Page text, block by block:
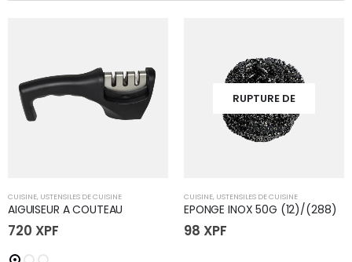
CUISINE, USTENSILES DE CUISINE
AIGUISEUR A COUTEAU
720 XPF
RUPTURE DE
STOCK
CUISINE, USTENSILES DE CUISINE
EPONGE INOX 50G (12)/(288)
98 XPF